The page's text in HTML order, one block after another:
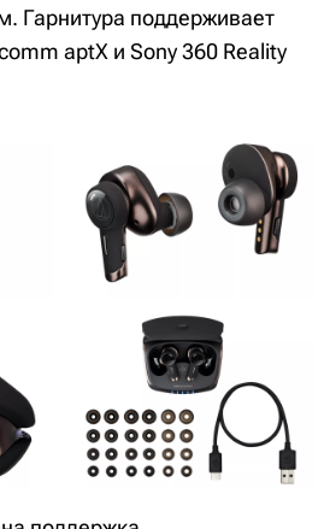
Гарнитура поддерживает
aptX и Sony 360 Reality